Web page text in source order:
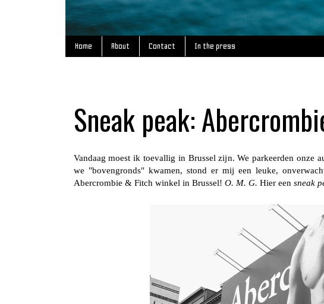
Home About Contact In the press
Sneak peak:
Vandaag moest ik toevallig in Brussel zijn. We parkeerden onze
we "bovengronds" kwamen, stond er mij een leuke,
Abercrombie & Fitch winkel in Brussel! O. M. G. Hier een sneak